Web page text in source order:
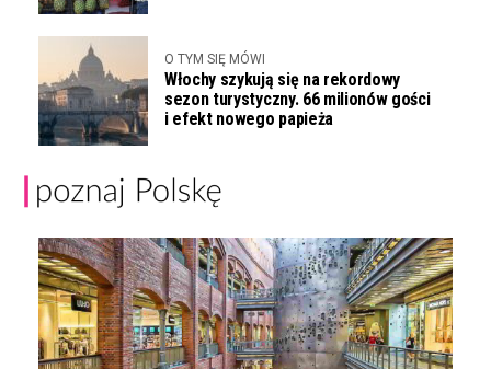
O TYM SIĘ MÓWI
Włochy szykują się na rekordowy
sezon turystyczny. 66 milionów gości
i efekt nowego papieża